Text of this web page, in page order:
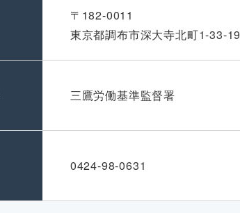
〒182-0011
東京都調布市深大寺北町1-33-19
三鷹労働基準監督署
0424-98-0631